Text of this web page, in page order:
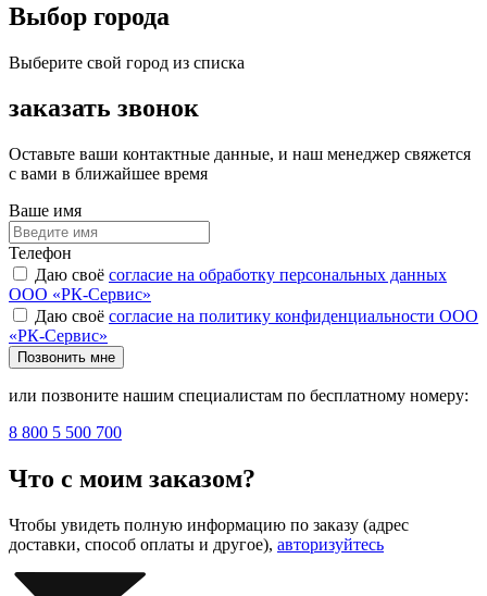
Выбор города
Выберите свой город из списка
заказать звонок
Оставьте ваши контактные данные, и наш менеджер свяжется
с вами в ближайшее время
Ваше имя
Телефон
Даю своё согласие на обработку персональных данных
ООО «РК-Сервис»
Даю своё согласие на политику конфиденциальности ООО
«РК-Сервис»
Позвонить мне
или позвоните нашим специалистам по бесплатному номеру:
8 800 5 500 700
Что с моим заказом?
Чтобы увидеть полную информацию по заказу (адрес
доставки, способ оплаты и другое), авторизуйтесь